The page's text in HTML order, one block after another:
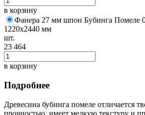
в корзину
Фанера 27 мм шпон Бубинга Помеле
1220х2440 мм
шт.
23 464
в корзину
Подробнее
Древесина бубинга помеле отличается
прочностью, имеет мелкую текстуру и